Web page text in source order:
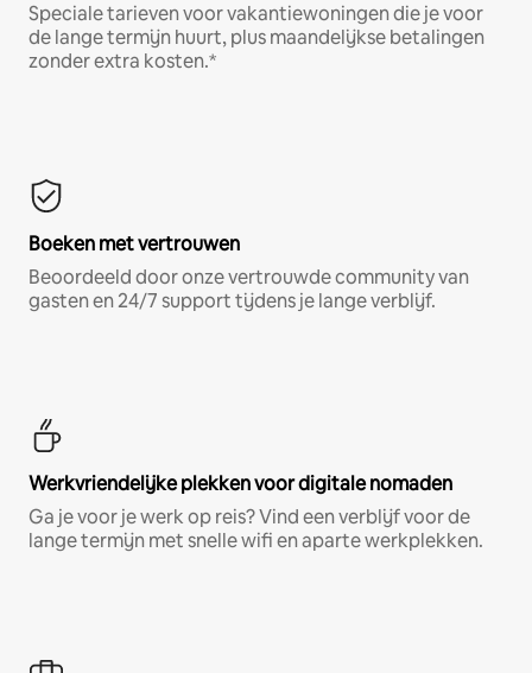
Speciale tarieven voor vakantiewoningen die je voor
de lange termijn huurt, plus maandelijkse betalingen
zonder extra kosten.*
Boeken met vertrouwen
Beoordeeld door onze vertrouwde community van
gasten en 24/7 support tijdens je lange verblijf.
Werkvriendelijke plekken voor digitale nomaden
Ga je voor je werk op reis? Vind een verblijf voor de
lange termijn met snelle wifi en aparte werkplekken.